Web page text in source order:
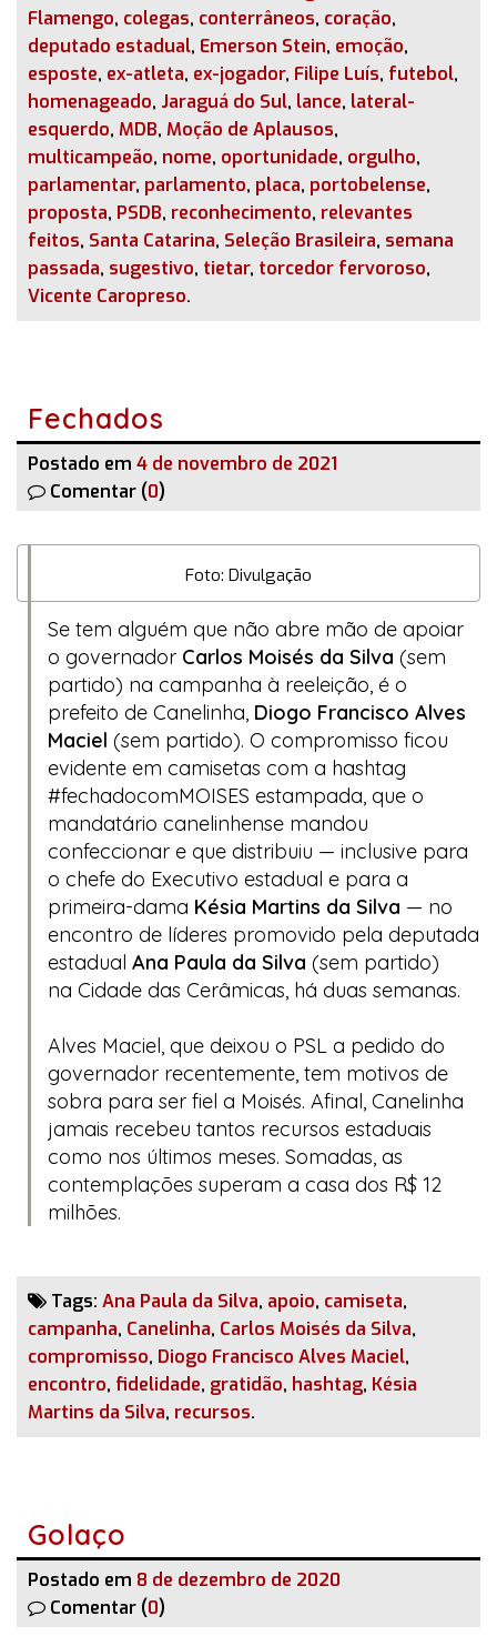
Flamengo, colegas, conterrâneos, coração,
deputado estadual, Emerson Stein, emoção,
esposte, ex-atleta, ex-jogador, Filipe Luís, futebol,
homenageado, Jaraguá do Sul, lance, lateral-
esquerdo, MDB, Moção de Aplausos,
multicampeão, nome, oportunidade, orgulho,
parlamentar, parlamento, placa, portobelense,
proposta, PSDB, reconhecimento, relevantes
feitos, Santa Catarina, Seleção Brasileira, semana
passada, sugestivo, tietar, torcedor fervoroso,
Vicente Caropreso.
Fechados
Postado em 4 de novembro de 2021
Comentar (0)
Foto: Divulgação
Se tem alguém que não abre mão de apoiar
o governador Carlos Moisés da Silva (sem
partido) na campanha à reeleição, é o
prefeito de Canelinha, Diogo Francisco Alves
Maciel (sem partido). O compromisso ficou
evidente em camisetas com a hashtag
#fechadocomMOISES estampada, que o
mandatário canelinhense mandou
confeccionar e que distribuiu — inclusive para
o chefe do Executivo estadual e para a
primeira-dama Késia Martins da Silva — no
encontro de líderes promovido pela deputada
estadual Ana Paula da Silva (sem partido)
na Cidade das Cerâmicas, há duas semanas.
Alves Maciel, que deixou o PSL a pedido do
governador recentemente, tem motivos de
sobra para ser fiel a Moisés. Afinal, Canelinha
jamais recebeu tantos recursos estaduais
como nos últimos meses. Somadas, as
contemplações superam a casa dos R$ 12
milhões.
Tags: Ana Paula da Silva, apoio, camiseta,
campanha, Canelinha, Carlos Moisés da Silva,
compromisso, Diogo Francisco Alves Maciel,
encontro, fidelidade, gratidão, hashtag, Késia
Martins da Silva, recursos.
Golaço
Postado em 8 de dezembro de 2020
Comentar (0)